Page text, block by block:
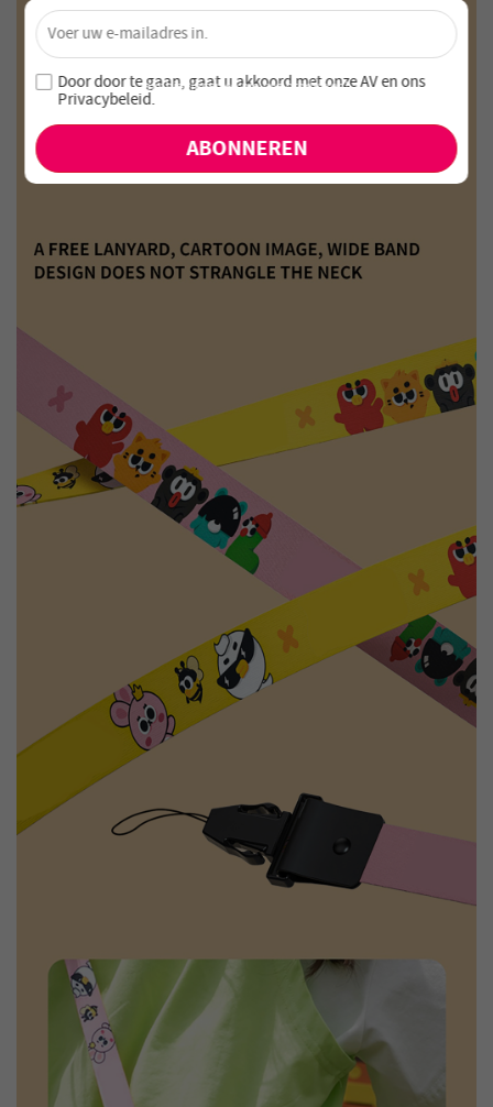
Ontgrendel 4% Korting – Schrijf je nu in!
Word lid van onze nieuwsbrief en mis nooit speciale
aanbiedingen en nieuwe producten!
×
Door door te gaan, gaat u akkoord met onzeAV enons
Privacybeleid.